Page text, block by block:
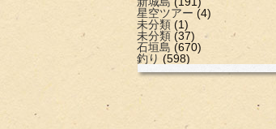
星空ツアー (4)
未分類 (1)
未分類 (37)
石垣島 (670)
釣り (598)